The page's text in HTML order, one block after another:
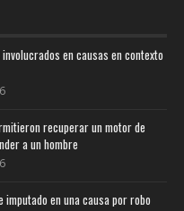
en causas en contexto
recuperar un motor de
a un hombre
imputado en una causa por robo